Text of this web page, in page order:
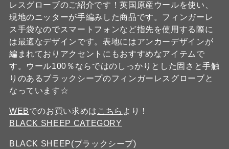
レスグローブのご紹介です！英国原産ウールを使い、
現地のニッターが手編みした商品です。フィンガーレ
ス手袋なのでスマートフォンなど指先を使用する際に
は最適なデザインです。表地にはアンカーデザインが
編まれておりアクセントにもおすすめなアイテムで
す。ウール100％ならではのしっかりとした固さと手触
りのあるブラックシープのフィンガーレスグローブと
なっています☆
WEBでのお買い求めは こちら より！
BLACK SHEEP CATEGORY
BLACK SHEEP(ブラックシープ)